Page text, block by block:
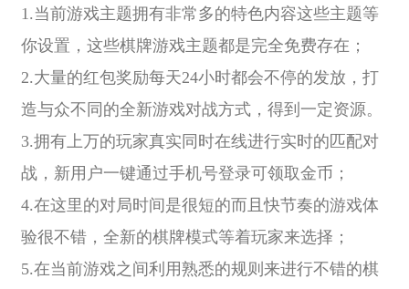
1.当前游戏主题拥有非常多的特色内容这些主题等
你设置，这些棋牌游戏主题都是完全免费存在；
2.大量的红包奖励每天24小时都会不停的发放，打
造与众不同的全新游戏对战方式，得到一定资源。
3.拥有上万的玩家真实同时在线进行实时的匹配对
战，新用户一键通过手机号登录可领取金币；
4.在这里的对局时间是很短的而且快节奏的游戏体
验很不错，全新的棋牌模式等着玩家来选择；
5.在当前游戏之间利用熟悉的规则来进行不错的棋